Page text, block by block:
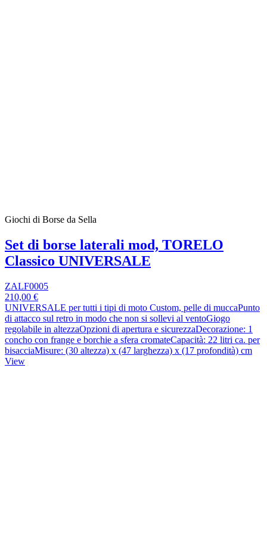
Giochi di Borse da Sella
Set di borse laterali mod, TORELO
Classico UNIVERSALE
ZALF0005
210,00 €
UNIVERSALE per tutti i tipi di moto Custom, pelle di muccaPunto
di attacco sul retro in modo che non si sollevi al ventoGiogo
regolabile in altezzaOpzioni di apertura e sicurezzaDecorazione: 1
concho con frange e borchie a sfera cromateCapacità: 22 litri ca. per
bisacciaMisure: (30 altezza) x (47 larghezza) x (17 profondità) cm
View